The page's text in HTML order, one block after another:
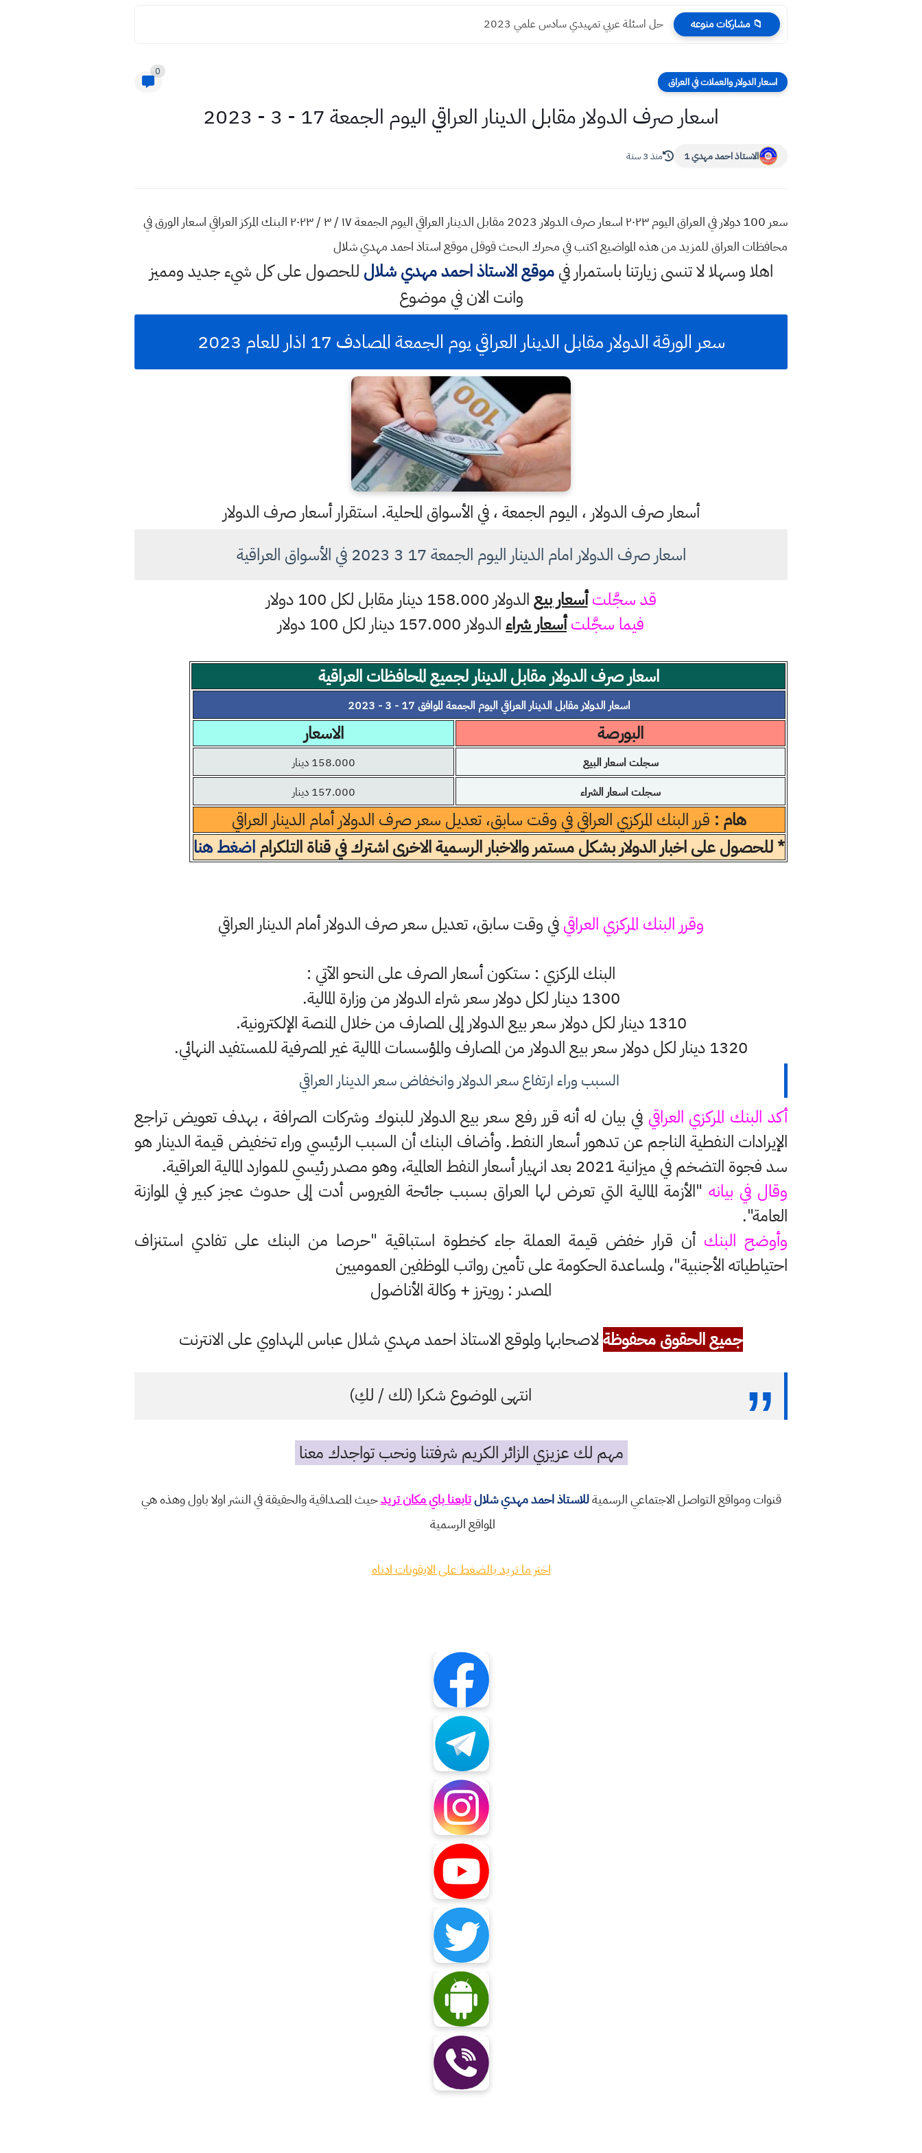
📁 مشاركات منوعه حل اسئلة عربي تمهيدي سادس علمي 2023
اسعار الدولار والعملات في العراق
0
اسعار صرف الدولار مقابل الدينار العراقي اليوم الجمعة 17 - 3 - 2023
الاستاذ احمد مهدي 1 منذ 3 سنة
سعر 100 دولار في العراق اليوم ٢٠٢٣ اسعار صرف الدولار 2023 مقابل الدينار العراقي اليوم الجمعة ١٧ / ٣ / ٢٠٢٣ البنك المركز العراقي اسعار الورق في
محافظات العراق للمزيد من هذه المواضيع اكتب في محرك البحث قوقل موقع استاذ احمد مهدي شلال
اهلا وسهلالا تنسى زيارتنا باستمرار فيموقع الاستاذ احمد مهدي شلال للحصول على كل شيء جديد ومميز
وانت الان في موضوع
سعر الورقة الدولار مقابل الدينار العراقي يوم الجمعة المصادف 17 اذار للعام 2023
أسعار صرف الدولار ، اليوم الجمعة ، في الأسواق المحلية. استقرار أسعار صرف الدولار
اسعار صرف الدولار امام الدينار اليوم الجمعة 17 3 2023 في الأسواق العراقية
قد سجَّلت أسعار بيعالدولار 158.000 دينار مقابل لكل 100 دولار
فيما سجَّلتأسعار شراءالدولار 157.000 دينار لكل 100 دولار
اسعار صرف الدولار مقابل الدينار لجميع المحافظات العراقية
اسعار الدولار مقابل الدينار العراقي اليوم الجمعة الموافق 17 - 3 - 2023
البورصة الاسعار
سجلت اسعار البيع
158.000 دينار
سجلت اسعار الشراء
157.000 دينار
هام : قرر البنك المركزي العراقي في وقت سابق، تعديل سعر صرف الدولار أمام الدينار العراقي
* للحصول على اخبار الدولار بشكل مستمر والاخبار الرسمية الاخرى اشترك في قناة التلكراماضغط هنا
وقرر البنك المركزي العراقيفي وقت سابق، تعديل سعر صرف الدولار أمام الدينار العراقي
البنك المركزي : ستكون أسعار الصرف على النحو الآتي :
1300 دينار لكل دولار سعر شراء الدولار من وزارة المالية.
1310 دينار لكل دولار سعر بيع الدولار إلى المصارف من خلال المنصة الإلكترونية.
1320 دينار لكل دولار سعر بيع الدولار من المصارف والمؤسسات المالية غير المصرفية للمستفيد النهائي.
السبب وراء ارتفاع سعر الدولار وانخفاض سعر الدينار العراقي
أكد البنك المركزي العراقي في بيان له أنه قرر رفع سعر بيع الدولار للبنوك وشركات الصرافة ، بهدف تعويض تراجع
الإيرادات النفطية الناجم عن تدهور أسعار النفط. وأضاف البنك أن السبب الرئيسي وراء تخفيض قيمة الدينار هو
سد فجوة التضخم في ميزانية 2021 بعد انهيار أسعار النفط العالمية، وهو مصدر رئيسي للموارد المالية العراقية.
وقال في بيانه "الأزمة المالية التي تعرض لها العراق بسبب جائحة الفيروس أدت إلى حدوث عجز كبير في الموازنة
العامة".
وأوضح البنك أن قرار خفض قيمة العملة جاء كخطوة استباقية "حرصا من البنك على تفادي استنزاف
احتياطياته الأجنبية"، ولمساعدة الحكومة على تأمين رواتب الموظفين العموميين
المصدر : رويترز + وكالة الأناضول
جميع الحقوق محفوظةلاصحابها ولموقع الاستاذ احمد مهدي شلال عباس المهداوي على الانترنت
انتهى الموضوع شكرا (لك / لكِ)
مهم لك عزيزي الزائر الكريم شرفتنا ونحب تواجدك معنا
قنوات ومواقع التواصل الاجتماعي الرسميةللاستاذ احمد مهدي شلالتابعنا باي مكان تريدحيث المصداقية والحقيقة في النشر اولا باول وهذه هي
المواقع الرسمية
اختر ما تريد بالضغط على الايقونات ادناه